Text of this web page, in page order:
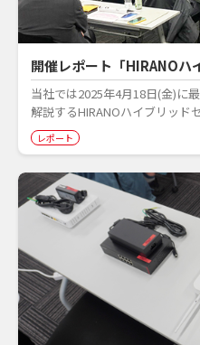
開催レポート「HIRANOハ
当社では2025年4月18日(金)に
解説するHIRANOハイブリッド
レポート